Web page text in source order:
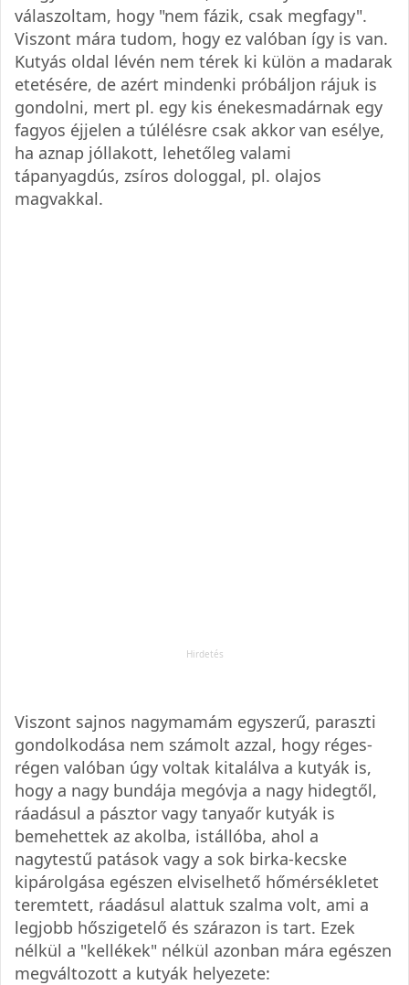
válaszoltam, hogy "nem fázik, csak megfagy".
Viszont mára tudom, hogy ez valóban így is van.
Kutyás oldal lévén nem térek ki külön a madarak
etetésére, de azért mindenki próbáljon rájuk is
gondolni, mert pl. egy kis énekesmadárnak egy
fagyos éjjelen a túlélésre csak akkor van esélye,
ha aznap jóllakott, lehetőleg valami
tápanyagdús, zsíros dologgal, pl. olajos
magvakkal.
Viszont sajnos nagymamám egyszerű, paraszti
gondolkodása nem számolt azzal, hogy réges-
régen valóban úgy voltak kitalálva a kutyák is,
hogy a nagy bundája megóvja a nagy hidegtől,
ráadásul a pásztor vagy tanyaőr kutyák is
bemehettek az akolba, istállóba, ahol a
nagytestű patások vagy a sok birka-kecske
kipárolgása egészen elviselhető hőmérsékletet
teremtett, ráadásul alattuk szalma volt, ami a
legjobb hőszigetelő és szárazon is tart. Ezek
nélkül a "kellékek" nélkül azonban mára egészen
megváltozott a kutyák helyezete: